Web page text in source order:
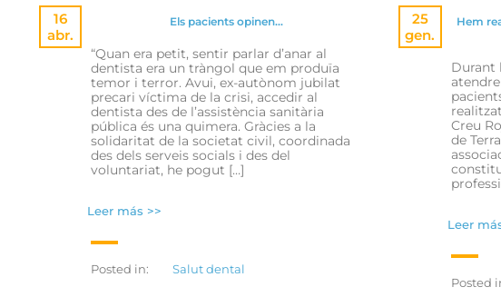
16
abr.
Els pacients opinen…
“Quan era petit, sentir parlar d’anar al
dentista era un tràngol que em produïa
temor i terror. Avui, ex-autònom jubilat
precari víctima de la crisi, accedir al
dentista des de l’assistència sanitària
pública és una quimera. Gràcies a la
solidaritat de la societat civil, coordinada
des dels serveis socials i des del
voluntariat, he pogut […]
Leer más >>
Posted in: Salut dental
25
gen.
Hem
Durant
Creu
de
Leer
Posted